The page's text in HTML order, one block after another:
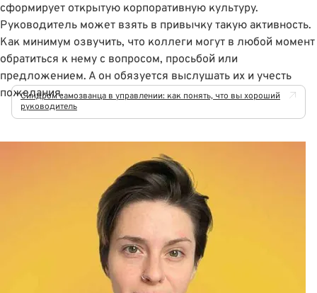
сформирует открытую корпоративную культуру.
Руководитель может взять в привычку такую активность.
Как минимум озвучить, что коллеги могут в любой момент
обратиться к нему с вопросом, просьбой или
предложением. А он обязуется выслушать их и учесть
пожелания.
Синдром самозванца в управлении: как понять, что вы хороший
руководитель